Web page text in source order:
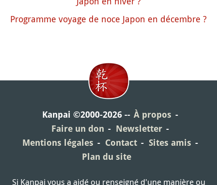
Programme voyage de noce Japon en décembre ?
Kanpai ©2000-2026
À propos
Faire un don
Newsletter
Mentions légales
Contact
Sites amis
Plan du site
Si Kanpai vous a aidé ou renseigné d'une manière ou